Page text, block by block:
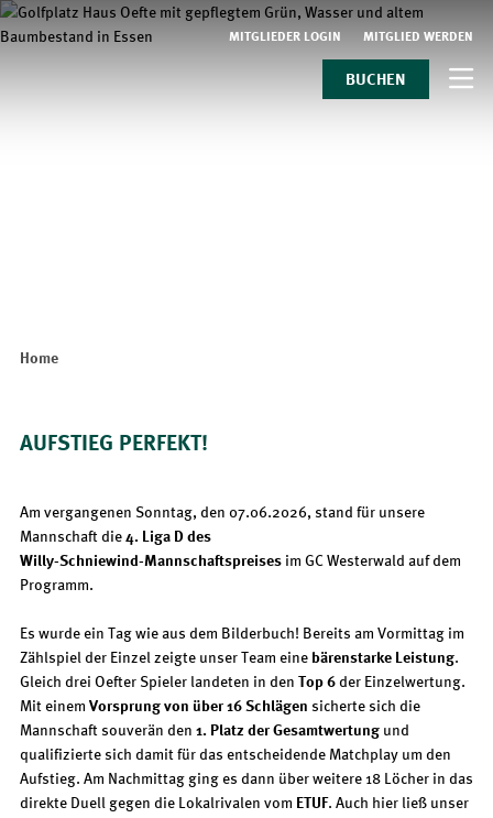
MITGLIEDER LOGIN MITGLIED WERDEN
BUCHEN
Home
AUFSTIEG PERFEKT!
Am vergangenen Sonntag, den 07.06.2026, stand für unsere
Mannschaft die 4. Liga D des
Willy‑Schniewind‑Mannschaftspreises im GC Westerwald auf dem
Programm.
Es wurde ein Tag wie aus dem Bilderbuch! Bereits am Vormittag im
Zählspiel der Einzel zeigte unser Team eine bärenstarke Leistung.
Gleich drei Oefter Spieler landeten in den Top 6 der Einzelwertung.
Mit einem Vorsprung von über 16 Schlägen sicherte sich die
Mannschaft souverän den 1. Platz der Gesamtwertung und
qualifizierte sich damit für das entscheidende Matchplay um den
Aufstieg. Am Nachmittag ging es dann über weitere 18 Löcher in das
direkte Duell gegen die Lokalrivalen vom ETUF. Auch hier ließ unser